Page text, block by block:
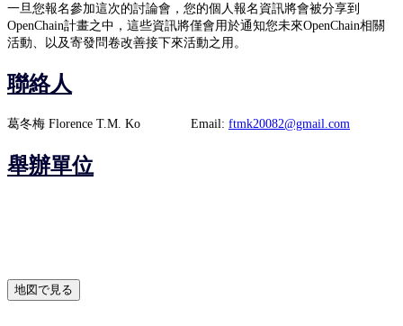
一旦您報名參加這次的討論會，您的個人報名資訊將會被分享到
OpenChain計畫之中，這些資訊將僅會用於通知您未來OpenChain相關
活動、以及寄發問卷改善接下來活動之用。
聯絡人
葛冬梅 Florence T.M. Ko Email: ftmk20082@gmail.com
舉辦單位
地図で見る